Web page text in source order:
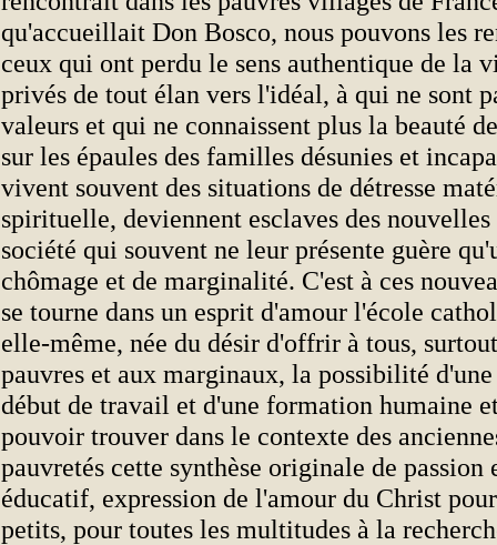
qu'accueillait Don Bosco, nous pouvons les
ceux qui ont perdu le sens authentique de la
privés de tout élan vers l'idéal, à qui ne sont
valeurs et qui ne connaissent plus la beauté
sur les épaules des familles désunies et
vivent souvent des situations de détresse
spirituelle, deviennent esclaves des
société qui souvent ne leur présente guère
chômage et de marginalité. C'est à ces
se tourne dans un esprit d'amour l'école
elle-même, née du désir d'offrir à tous,
pauvres et aux marginaux, la possibilité
début de travail et d'une formation humaine
pouvoir trouver dans le contexte des
pauvretés cette synthèse originale de passion
éducatif, expression de l'amour du Christ
petits, pour toutes les multitudes à la